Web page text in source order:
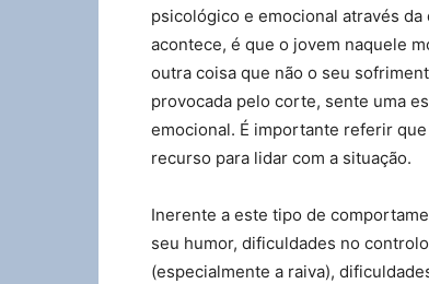
psicológico e emocional através
acontece, é que o jovem naquele
outra coisa que não o seu
provocada pelo corte, sente uma
emocional. É importante referir
recurso para lidar com a situação.
Inerente a este tipo de
seu humor, dificuldades no
(especialmente a raiva),